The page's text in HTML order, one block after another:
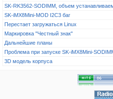
SK-RK3562-SODIMM, объем
SK-iMX8Mini-MOD I2C3 баг
Перестает загружаться Linux
Маркировка "Честный знак"
Дальнейшие планы
Проблема при запуске SK-iMX8Mini-
3D модель корпуса